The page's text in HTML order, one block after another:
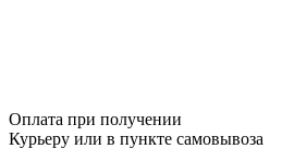
Оплата при получении
Курьеру или в пункте самовывоза